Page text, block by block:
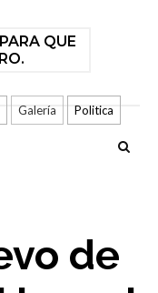
QUE
Galería Politica
de